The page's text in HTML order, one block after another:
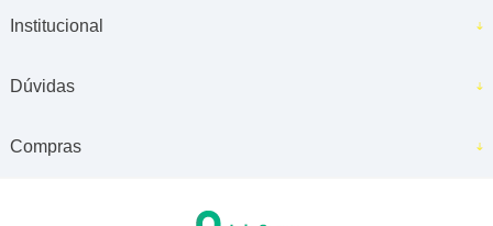
Institucional
Dúvidas
Compras